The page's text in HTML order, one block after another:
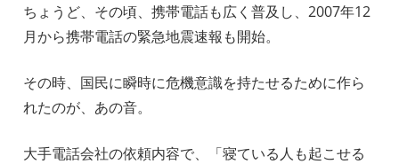
ちょうど、その頃、携帯電話も広く普及し、2007年12
月から携帯電話の緊急地震速報も開始。
その時、国民に瞬時に危機意識を持たせるために作ら
れたのが、あの音。
大手電話会社の依頼内容で、「寝ている人も起こせる